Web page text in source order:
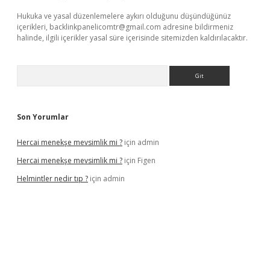
Hukuka ve yasal düzenlemelere aykırı olduğunu düşündüğünüz
içerikleri, backlinkpanelicomtr@gmail.com adresine bildirmeniz
halinde, ilgili içerikler yasal süre içerisinde sitemizden kaldırılacaktır.
Son Yorumlar
Hercai menekşe mevsimlik mi ? için admin
Hercai menekşe mevsimlik mi ? için Figen
Helmintler nedir tıp ? için admin